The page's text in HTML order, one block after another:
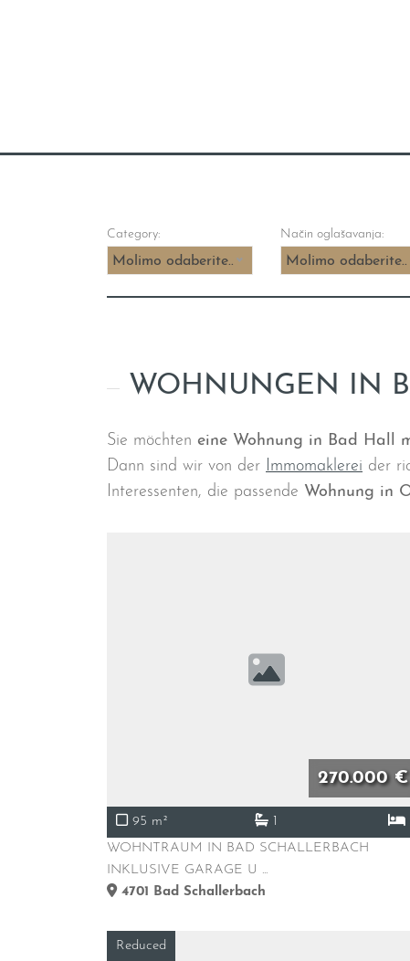
Category:
Molimo odaberite...
Način oglašavanja:
Molimo odaberite...
WOHNUNGEN IN
Sie möchten eine Wohnung in Bad Hall
Dann sind wir von der Immomaklerei der
Interessenten, die passende Wohnung in
270.000 €
95 m² 1
WOHNTRAUM IN BAD SCHALLERBACH
INKLUSIVE GARAGE U ...
4701 Bad Schallerbach
Reduced